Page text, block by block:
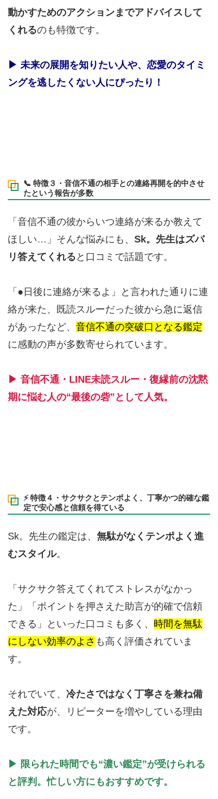
動かすためのアクションまでアドバイスして
くれるのも特徴です。
▶ 未来の展開を知りたい人や、恋愛のタイミ
ングを逃したくない人にぴったり！
📞 特徴３・音信不通の相手との連絡再開を的中させ
たという報告が多数
「音信不通の彼からいつ連絡が来るか教えて
ほしい…」そんな悩みにも、 Sk。先生はズバ
リ答えてくれる と口コミで話題です。
「●日後に連絡が来るよ」と言われた通りに連
絡が来た、既読スルーだった彼から急に返信
があったなど、 音信不通の突破口となる鑑定
に感動の声が多数寄せられています。
▶ 音信不通・LINE未読スルー・復縁前の沈黙
期に悩む人の“最後の砦”として人気。
⚡ 特徴４・サクサクとテンポよく、丁寧かつ的確な鑑
定で安心感と信頼を得ている
Sk。先生の鑑定は、 無駄がなくテンポよく進
むスタイル。
「サクサク答えてくれてストレスがなかっ
た」「ポイントを押さえた助言が的確で信頼
できる」といった口コミも多く、 時間を無駄
にしない効率のよさ も高く評価されていま
す。
それでいて、 冷たさではなく丁寧さを兼ね備
えた対応が、リピーターを増やしている理由
です。
▶ 限られた時間でも“濃い鑑定”が受けられる
と評判。忙しい方にもおすすめです。